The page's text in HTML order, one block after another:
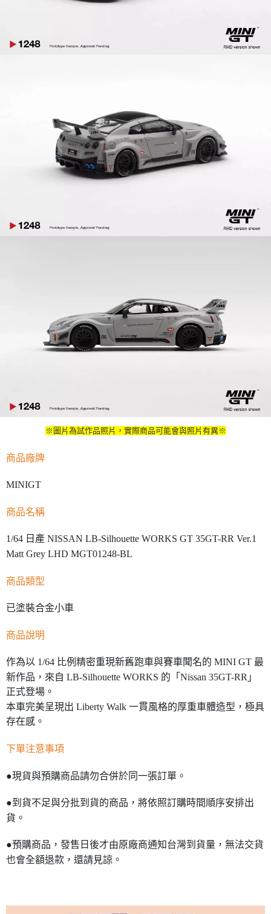
※圖片為試作品照片，實際商品可能會與照片有異※
商品廠牌
MINIGT
商品名稱
1/64 日產 NISSAN LB-Silhouette WORKS GT 35GT-RR Ver.1
Matt Grey LHD MGT01248-BL
商品類型
已塗裝合金小車
商品說明
作為以 1/64 比例精密重現新舊跑車與賽車聞名的 MINI GT 最
新作品，來自 LB-Silhouette WORKS 的「Nissan 35GT-RR」
正式登場。
本車完美呈現出 Liberty Walk 一貫風格的厚重車體造型，極具
存在感。
下單注意事項
●現貨與預購商品請勿合併於同一張訂單。
●到貨不足與分批到貨的商品，將依照訂購時間順序安排出
貨。
●預購商品，發售日後才由原廠商通知台灣到貨量，無法交貨
也會全額退款，還請見諒。